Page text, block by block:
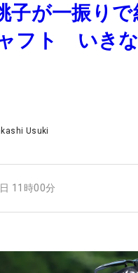
子が一振り
フト いき
Usuki
11時00分